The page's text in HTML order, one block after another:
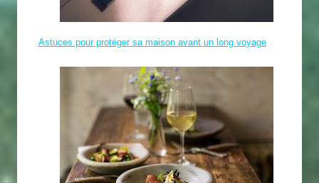
Astuces pour protéger sa maison avant un long voyage